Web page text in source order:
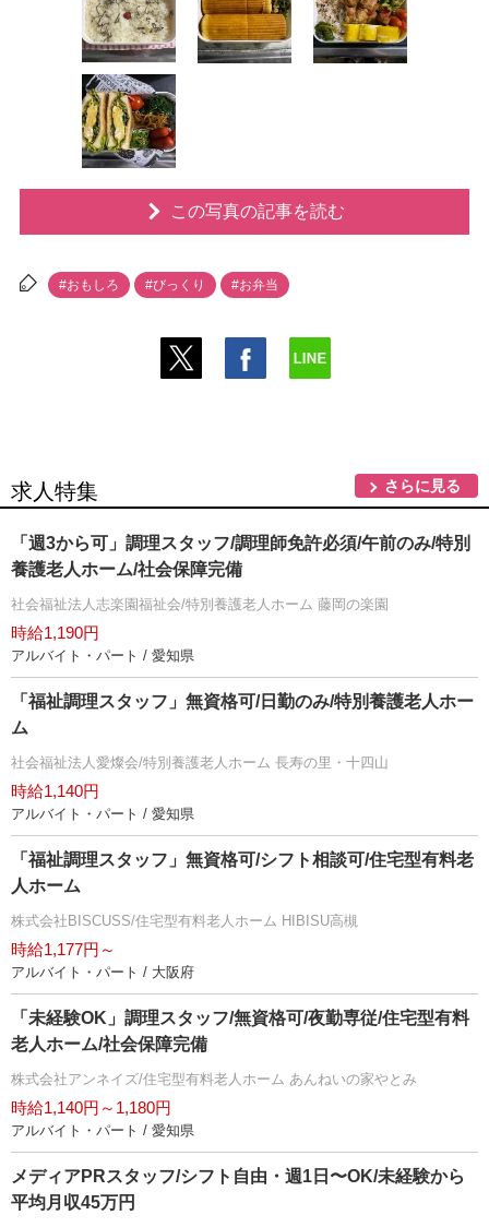
この写真の記事を読む
#おもしろ #びっくり #お弁当
求人特集 さらに見る
「週3から可」調理スタッフ/調理師免許必須/午前のみ/特別
養護老人ホーム/社会保障完備
社会福祉法人志楽園福祉会/特別養護老人ホーム 藤岡の楽園
時給1,190円
アルバイト・パート / 愛知県
「福祉調理スタッフ」無資格可/日勤のみ/特別養護老人ホー
ム
社会福祉法人愛燦会/特別養護老人ホーム 長寿の里・十四山
時給1,140円
アルバイト・パート / 愛知県
「福祉調理スタッフ」無資格可/シフト相談可/住宅型有料老
人ホーム
株式会社BISCUSS/住宅型有料老人ホーム HIBISU高槻
時給1,177円～
アルバイト・パート / 大阪府
「未経験OK」調理スタッフ/無資格可/夜勤専従/住宅型有料
老人ホーム/社会保障完備
株式会社アンネイズ/住宅型有料老人ホーム あんねいの家やとみ
時給1,140円～1,180円
アルバイト・パート / 愛知県
メディアPRスタッフ/シフト自由・週1日〜OK/未経験から
平均月収45万円